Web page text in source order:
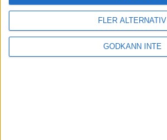
FLER ALTERNATIV
GODKÄNN INTE
Berlin Marathon - ett lopp genom
8 okt 1995• Arkiv• Reseberättelser från